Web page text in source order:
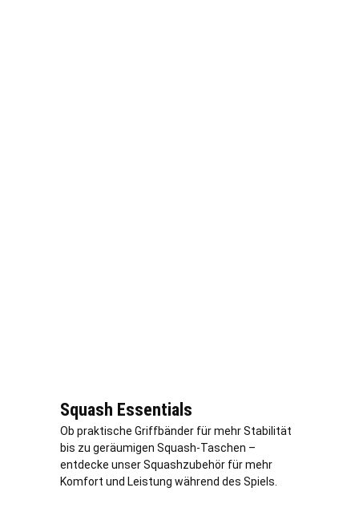
Squash Essentials
Ob praktische Griffbänder für mehr Stabilität
bis zu geräumigen Squash-Taschen –
entdecke unser Squashzubehör für mehr
Komfort und Leistung während des Spiels.